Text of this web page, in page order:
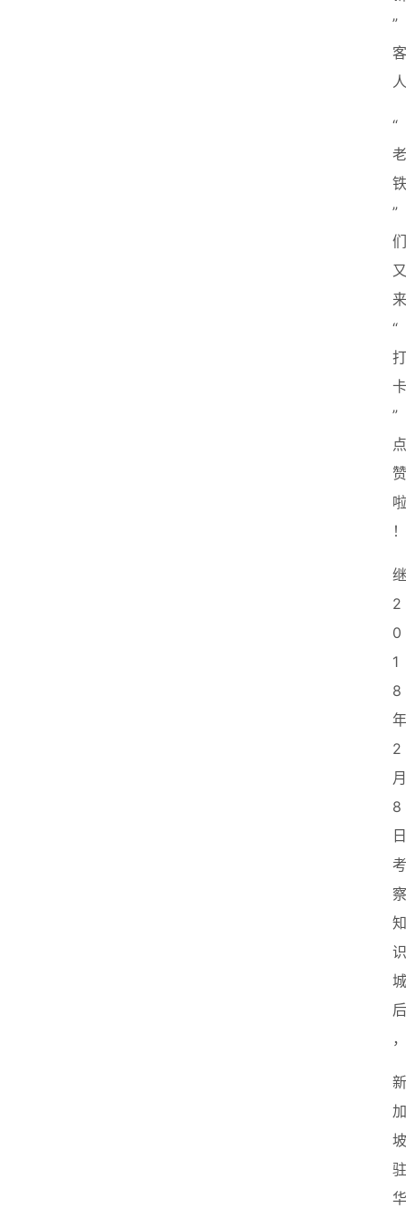
”
客
人
“
老
铁
”
们
又
来
“
打
卡
”
点
赞
啦
！
继
2
0
1
8
年
2
月
8
日
考
察
知
识
城
后
，
新
加
坡
驻
华